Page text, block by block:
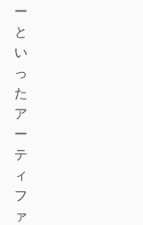
ー
と
い
っ
た
ア
ー
テ
ィ
フ
ァ